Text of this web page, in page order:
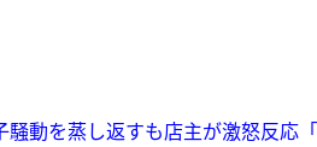
動を蒸し返すも店主が激怒反応